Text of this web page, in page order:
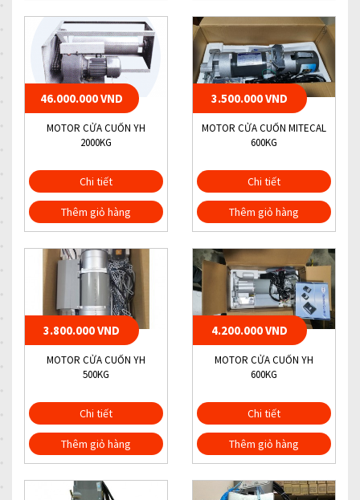
46.000.000 VND
MOTOR CỬA CUỐN YH
2000KG
Chi tiết
Thêm giỏ hàng
3.500.000 VND
MOTOR CỬA CUỐN MITECAL
600KG
Chi tiết
Thêm giỏ hàng
3.800.000 VND
MOTOR CỬA CUỐN YH
500KG
Chi tiết
Thêm giỏ hàng
4.200.000 VND
MOTOR CỬA CUỐN YH
600KG
Chi tiết
Thêm giỏ hàng